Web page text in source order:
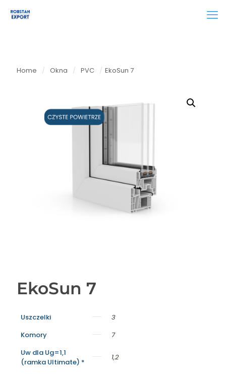
Home / Okna / PVC / EkoSun 7
EkoSun 7
Uszczelki
3
Komory
7
Uw dla Ug=1,1
(ramka Ultimate) *
1,2